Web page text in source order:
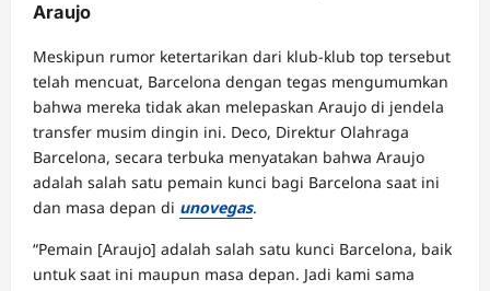
Araujo
Meskipun rumor ketertarikan dari klub-klub top tersebut
telah mencuat, Barcelona dengan tegas mengumumkan
bahwa mereka tidak akan melepaskan Araujo di jendela
transfer musim dingin ini. Deco, Direktur Olahraga
Barcelona, ​​secara terbuka menyatakan bahwa Araujo
adalah salah satu pemain kunci bagi Barcelona saat ini
dan masa depan di unovegas.
“Pemain [Araujo] adalah salah satu kunci Barcelona, baik
untuk saat ini maupun masa depan. Jadi kami sama